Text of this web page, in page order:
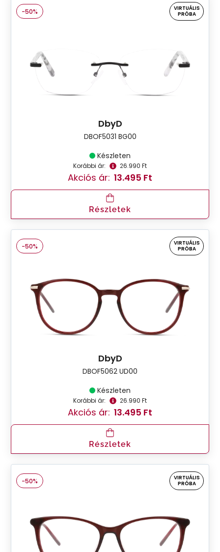
-50%
VIRTUÁLIS
PRÓBA
DbyD
DBOF5031 BG00
Készleten
Korábbi ár: 26.990 Ft
Akciós ár: 13.495 Ft
Részletek
-50%
VIRTUÁLIS
PRÓBA
DbyD
DBOF5062 UD00
Készleten
Korábbi ár: 26.990 Ft
Akciós ár: 13.495 Ft
Részletek
-50%
VIRTUÁLIS
PRÓBA